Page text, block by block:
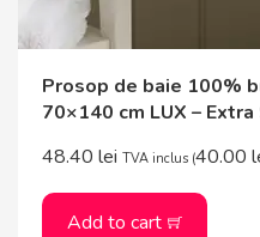
Prosop de baie 100%
70×140 cm LUX – Extra
48.40 lei TVA inclus (40.00
Add to cart